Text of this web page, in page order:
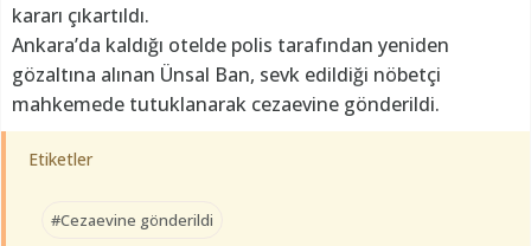
kararı çıkartıldı.
Ankara’da kaldığı otelde polis tarafından yeniden
gözaltına alınan Ünsal Ban, sevk edildiği nöbetçi
mahkemede tutuklanarak cezaevine gönderildi.
Etiketler
#Cezaevine gönderildi